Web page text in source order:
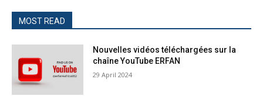
MOST READ
Nouvelles vidéos téléchargées sur la
chaîne YouTube ERFAN
29 April 2024